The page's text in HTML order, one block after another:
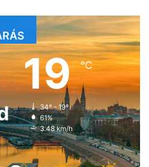
19℃
34º - 19º
61%
3.48 km/h